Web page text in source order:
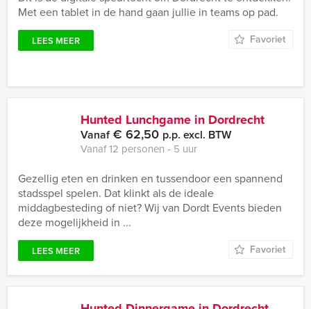
Met een tablet in de hand gaan jullie in teams op pad.
LEES MEER Favoriet
Hunted Lunchgame in Dordrecht
Vanaf€ 62,50 p.p. excl. BTW
Vanaf 12 personen ‐ 5 uur
Gezellig eten en drinken en tussendoor een spannend
stadsspel spelen. Dat klinkt als de ideale
middagbesteding of niet? Wij van Dordt Events bieden
deze mogelijkheid in ...
LEES MEER Favoriet